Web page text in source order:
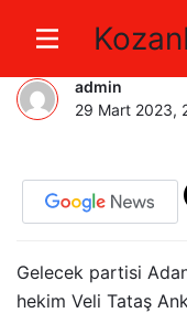
Veli
admin
29 Mart 2023,
Gelecek partisi
hekim Veli Tataş